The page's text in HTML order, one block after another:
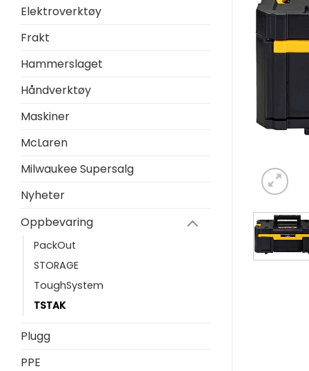
Elektroverktøy
Frakt
Hammerslaget
Håndverktøy
Maskiner
McLaren
Milwaukee Supersalg
Nyheter
Oppbevaring
PackOut
STORAGE
ToughSystem
TSTAK
Plugg
PPE